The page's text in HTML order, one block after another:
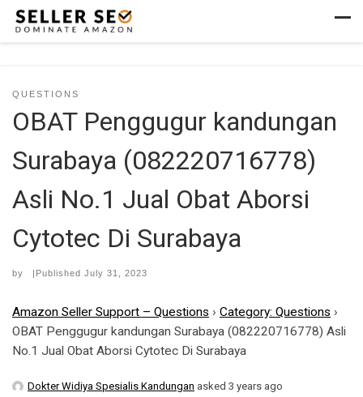
Skip to content
QUESTIONS
OBAT Penggugur kandungan
Surabaya (082220716778)
Asli No.1 Jual Obat Aborsi
Cytotec Di Surabaya
by |Published July 31, 2023
Amazon Seller Support – Questions › Category: Questions ›
OBAT Penggugur kandungan Surabaya (082220716778) Asli
No.1 Jual Obat Aborsi Cytotec Di Surabaya
Dokter Widiya Spesialis Kandungan asked 3 years ago